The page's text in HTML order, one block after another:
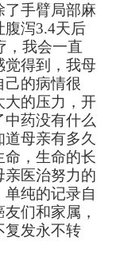
了手臂局部麻
腹泻3.4天后
，我会一直
觉得到，我母
己的病情很
大的压力，开
药没有什么
母亲有多久
命，生命的长
亲医治努力的
纯的记录自
们和家属，
复发永不转